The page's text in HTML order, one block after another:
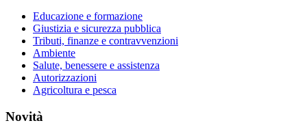
Educazione e formazione
Giustizia e sicurezza pubblica
Tributi, finanze e contravvenzioni
Ambiente
Salute, benessere e assistenza
Autorizzazioni
Agricoltura e pesca
Novità